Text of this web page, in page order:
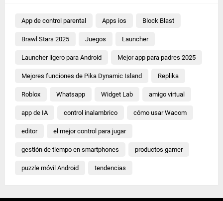
App de control parental Apps ios Block Blast
Brawl Stars 2025 Juegos Launcher
Launcher ligero para Android Mejor app para padres 2025
Mejores funciones de Pika Dynamic Island Replika
Roblox Whatsapp Widget Lab amigo virtual
app de IA control inalambrico cómo usar Wacom
editor el mejor control para jugar
gestión de tiempo en smartphones productos gamer
puzzle móvil Android tendencias